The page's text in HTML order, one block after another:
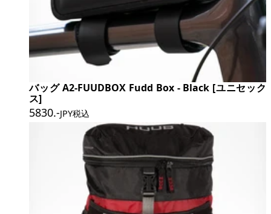
バッグ A2-FUUDBOX Fudd Box - Black [ユニセック
ス]
5830.-JPY税込